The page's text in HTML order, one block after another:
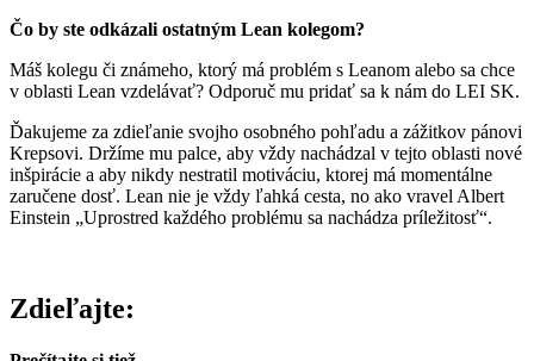
Čo by ste odkázali ostatným Lean kolegom?
Máš kolegu či známeho, ktorý má problém s Leanom alebo sa chce
v oblasti Lean vzdelávať? Odporuč mu pridať sa k nám do LEI SK.
Ďakujeme za zdieľanie svojho osobného pohľadu a zážitkov pánovi
Krepsovi. Držíme mu palce, aby vždy nachádzal v tejto oblasti nové
inšpirácie a aby nikdy nestratil motiváciu, ktorej má momentálne
zaručene dosť. Lean nie je vždy ľahká cesta, no ako vravel Albert
Einstein „Uprostred každého problému sa nachádza príležitosť“.
Zdieľajte: